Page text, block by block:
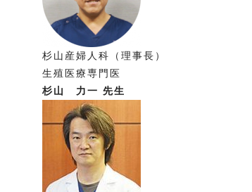
杉山産婦人科（理事長）
生殖医療専門医
杉山 力一 先生